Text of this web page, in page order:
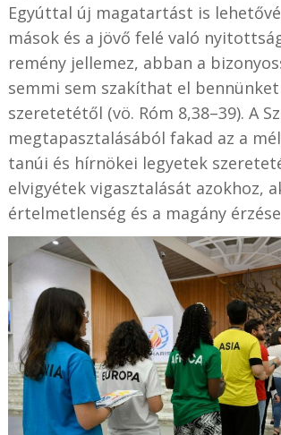
Egyúttal új magatartást is
mások és a jövő felé való
remény jellemez, abban a
semmi sem szakíthat el
szeretetétől (vö. Róm 8,38–39). A
megtapasztalásából fakad az a
tanúi és hírnökei legyetek
elvigyétek vigasztalását azokhoz,
értelmetlenség és a magány